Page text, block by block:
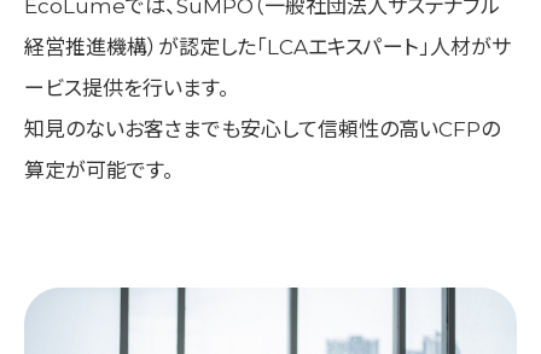
EcoLumeでは、SuMPO（一般社団法人サステナブル
経営推進機構）が認定した「LCAエキスパート」人材がサ
ービス提供を行います。
知見のないお客さまでも安心して信頼性の高いCFPの
算定が可能です。